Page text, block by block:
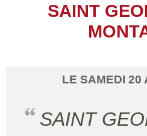
SAINT
LE SAMEDI 20
SAINT GEORGES DE